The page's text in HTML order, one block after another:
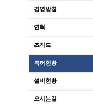
경영방침
연혁
조직도
특허현황
설비현황
오시는길